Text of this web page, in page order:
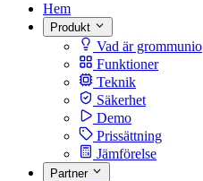
Hem
Produkt
Vad är grommunio
Funktioner
Teknik
Säkerhet
Demo
Prissättning
Jämförelse
Partner